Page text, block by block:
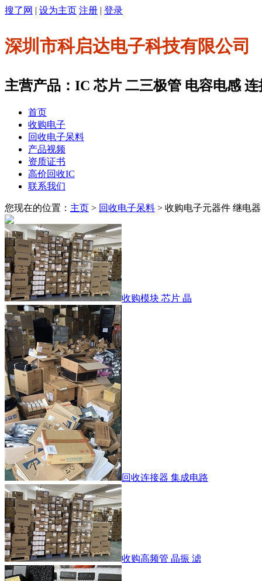
搜了网 | 设为主页 注册 | 登录
深圳市科启达电子科技有限公司
主营产品：IC 芯片 二三极管 电容电感
首页
收购电子
回收电子呆料
产品视频
资质证书
高价回收IC
联系我们
您现在的位置： 主页 > 回收电子呆料 > 收购电子元器件 继电
收购模块 芯片 晶
回收连接器 集成电路
收购高频管 晶振 滤